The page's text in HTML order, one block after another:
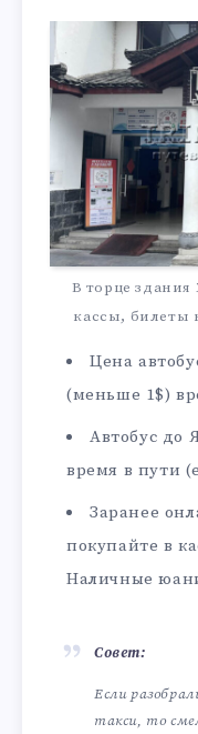
В торце
кассы, билеты
Цена
(меньше 1$)
Автобус до
время в пути
Заранее
покупайте в
Наличные
Совет:
Если
такси, то